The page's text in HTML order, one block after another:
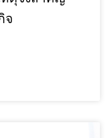
จ